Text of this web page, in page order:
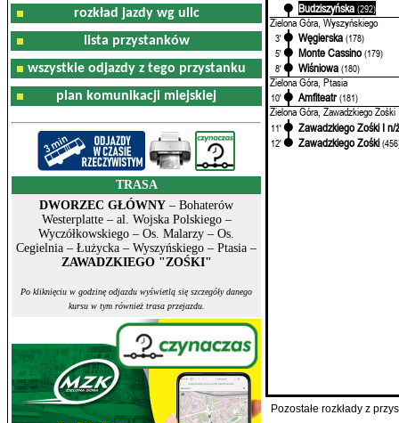
rozkład jazdy wg ulic
lista przystanków
wszystkie odjazdy z tego przystanku
plan komunikacji miejskiej
TRASA
DWORZEC GŁÓWNY – Bohaterów
Westerplatte – al. Wojska Polskiego –
Wyczółkowskiego – Os. Malarzy – Os.
Cegielnia – Łużycka – Wyszyńskiego – Ptasia –
ZAWADZKIEGO "ZOŚKI"
Po kliknięciu w godzinę odjazdu wyświetlą się szczegóły danego
kursu w tym również trasa przejazdu.
Budziszyńska (292)
Zielona Góra, Wyszyńskiego
3' Węgierska (178)
5'
Monte Cassino (179)
8'
Wiśniowa (180)
Zielona Góra, Ptasia
10' Amfiteatr (181)
Zielona Góra, Zawadzkiego Zośki
11' Zawadzkiego Zośki I n/
12' Zawadzkiego Zośki
Pozostałe rozkłady z